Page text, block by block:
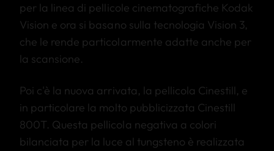
per la linea di pellicole cinematografiche Kodak
Vision e ora si basano sulla tecnologia Vision 3,
che le rende particolarmente adatte anche per
la scansione.
Poi c'è la nuova arrivata, la pellicola Cinestill, e
in particolare la molto pubblicizzata Cinestill
800T. Questa pellicola negativa a colori
bilanciata per la luce al tungsteno è realizzata